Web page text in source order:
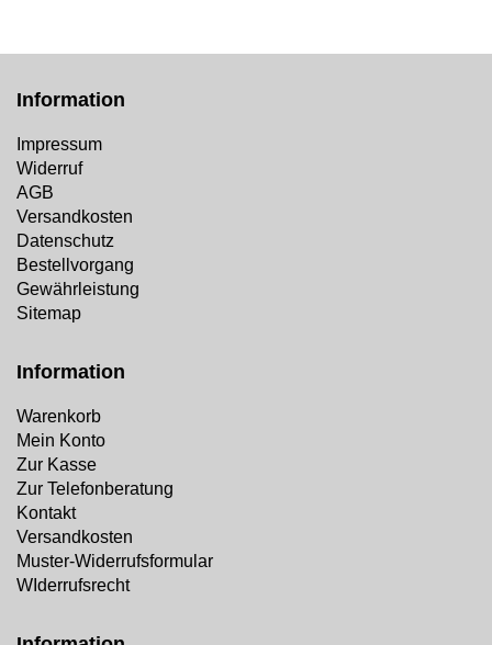
Information
Impressum
Widerruf
AGB
Versandkosten
Datenschutz
Bestellvorgang
Gewährleistung
Sitemap
Information
Warenkorb
Mein Konto
Zur Kasse
Zur Telefonberatung
Kontakt
Versandkosten
Muster-Widerrufsformular
WIderrufsrecht